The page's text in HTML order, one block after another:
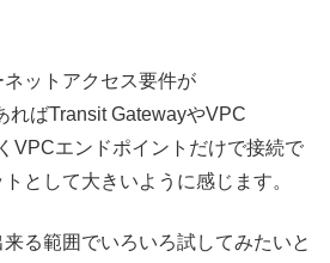
ットアクセス要件が
ればTransit GatewayやVPC
VPCエンドポイントだけで接続で
として大きいように感じます。
る範囲でいろいろ試してみたいと